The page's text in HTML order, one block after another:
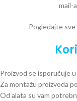
mail-
Pogledajte
Proizvod se isporučuje
Za montažu proizvoda
Od alata su vam